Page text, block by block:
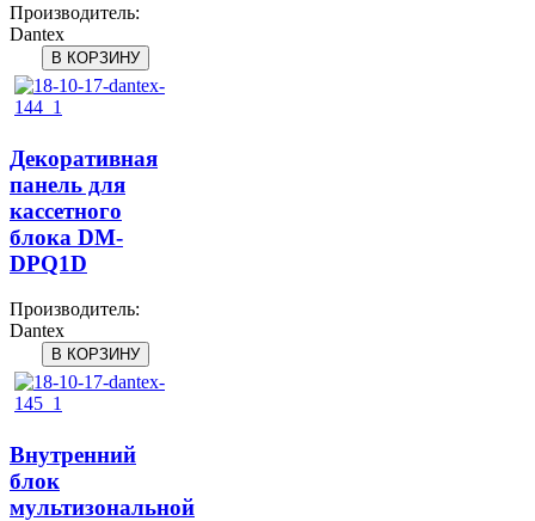
Производитель:
Dantex
Декоративная
панель для
кассетного
блока DM-
DPQ1D
Производитель:
Dantex
Внутренний
блок
мультизональной